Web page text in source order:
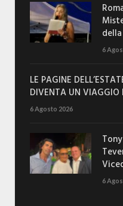
6
LE PAGINE
DIVENTA UN VIAGGIO
6 Agosto 2026
6